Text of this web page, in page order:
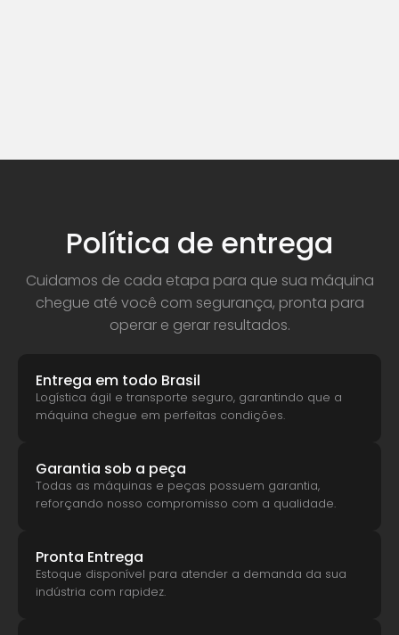
Política de entrega
Cuidamos de cada etapa para que sua máquina
chegue até você com segurança, pronta para
operar e gerar resultados.
Entrega em todo Brasil
Logística ágil e transporte seguro, garantindo que a
máquina chegue em perfeitas condições.
Garantia sob a peça
Todas as máquinas e peças possuem garantia,
reforçando nosso compromisso com a qualidade.
Pronta Entrega
Estoque disponível para atender a demanda da sua
indústria com rapidez.